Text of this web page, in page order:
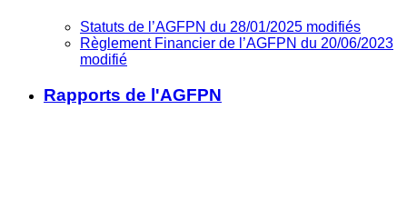
Statuts de l’AGFPN du 28/01/2025 modifiés
Règlement Financier de l’AGFPN du 20/06/2023
modifié
Rapports de l'AGFPN